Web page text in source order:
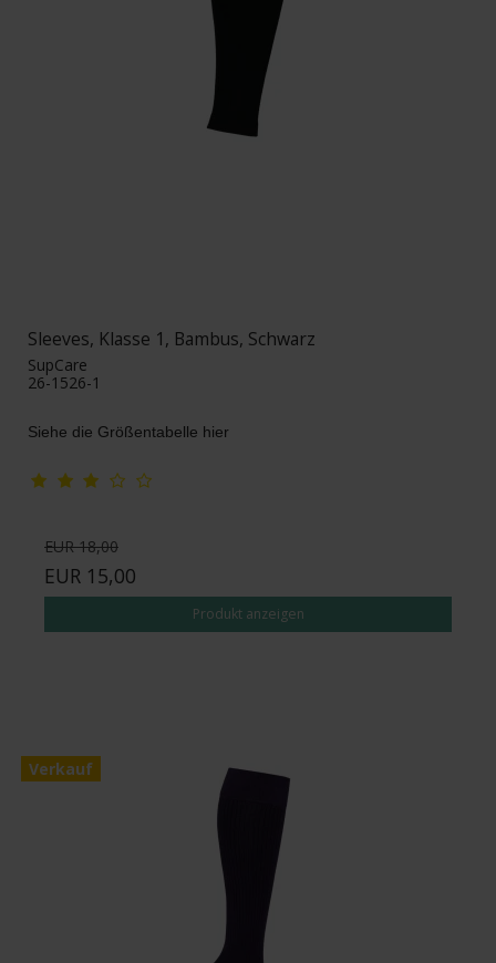
Sleeves, Klasse 1, Bambus, Schwarz
SupCare
26-1526-1
Siehe die Größentabelle hier
EUR 18,00
EUR 15,00
Produkt anzeigen
Verkauf